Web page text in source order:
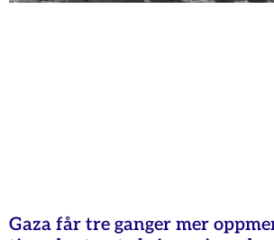
Gaza får tre ganger mer